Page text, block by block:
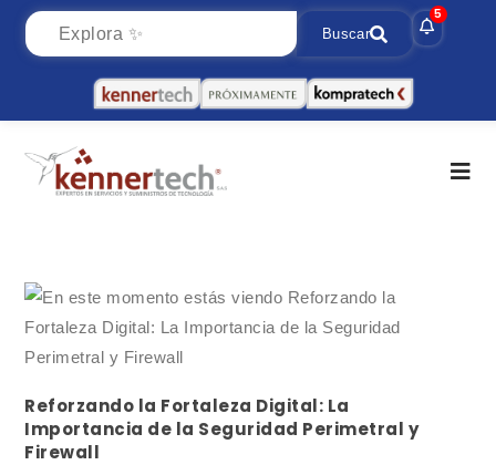
Buscar
5
Reforzando la Fortaleza Digital: La
Importancia de la Seguridad Perimetral y
Firewall